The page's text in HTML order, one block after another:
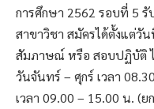
การศึกษา 2562 รอบที่ 5 รั
สาขาวิชา สมัครได้ตั้งแต่วั
สัมภาษณ์ หรือ สอบปฏิบัติ
วันจันทร์ – ศุกร์ เวลา
เวลา 09.00 – 15.00 น. (